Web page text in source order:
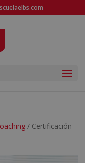
/ Certificación